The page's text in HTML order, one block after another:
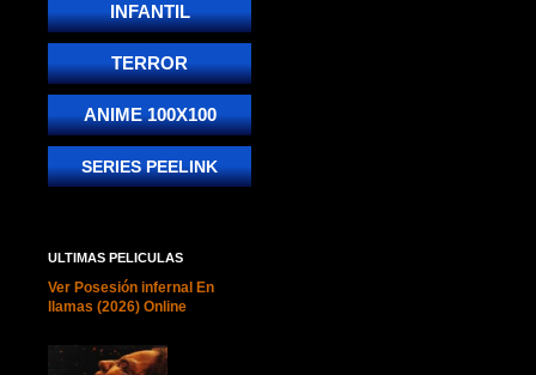
INFANTIL
TERROR
ANIME 100X100
SERIES PEELINK
ULTIMAS PELICULAS
Ver Posesión infernal En
llamas (2026) Online